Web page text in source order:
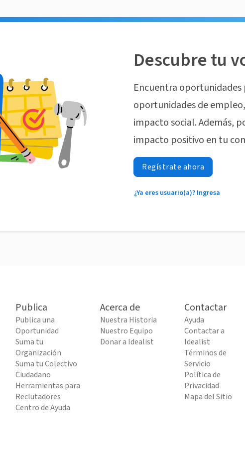
Descubre tu
Encuentra
oportunidades de
impacto social. Además,
impacto positivo en tu
Regístrate ahora
¿Ya eres usuario(a)? Ingresa
Publica
Publica una
Oportunidad
Suma tu
Organización
Suma tu Colectivo
Ciudadano
Herramientas para
Reclutadores
Centro de Ayuda
Acerca de
Nuestra Historia
Nuestro Equipo
Donar a Idealist
Contactar
Ayuda
Contactar a
Idealist
Términos de
Servicio
Política de
Privacidad
Mapa del Sitio